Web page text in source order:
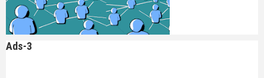
Ads-3